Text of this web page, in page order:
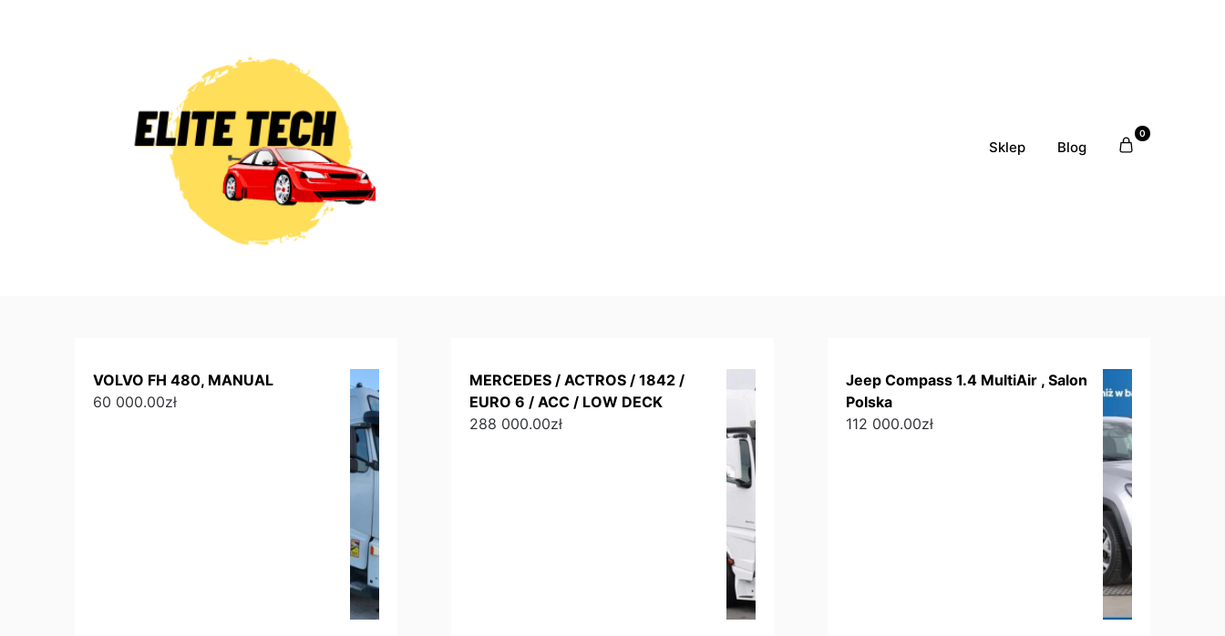
Sklep Blog
0
VOLVO FH 480, MANUAL
60 000.00zł
MERCEDES / ACTROS / 1842 /
EURO 6 / ACC / LOW DECK
288 000.00zł
Jeep Compass 1.4 MultiAir , Salon
Polska
112 000.00zł